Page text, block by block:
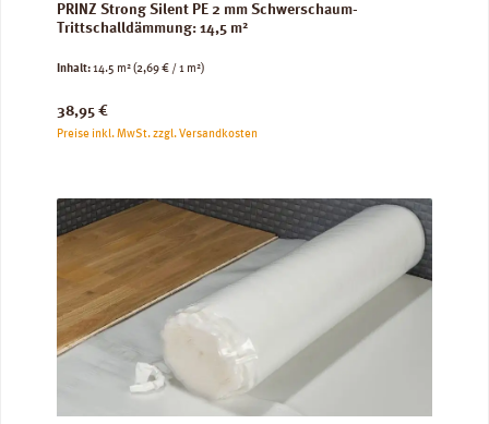
PRINZ Strong Silent PE 2 mm Schwerschaum-
Trittschalldämmung: 14,5 m²
Inhalt:14.5 m²(2,69 € / 1 m²)
Regulärer Preis:
38,95 €
Preise inkl. MwSt. zzgl. Versandkosten